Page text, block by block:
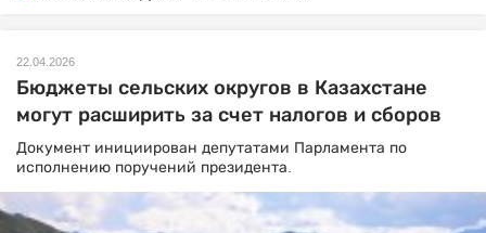
22.04.2026
Бюджеты сельских округов в Казахстане
могут расширить за счет налогов и сборов
Документ инициирован депутатами Парламента по
исполнению поручений президента.